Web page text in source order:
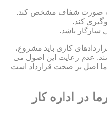
صورت شفاف مشخص کند.
کند.
سازگار باشد.
قانون کار، قراردادهای کاری باید مشروع،
عدم رعایت این اصول می
اما اصل بر صحت قرارداد است
در اداره کار